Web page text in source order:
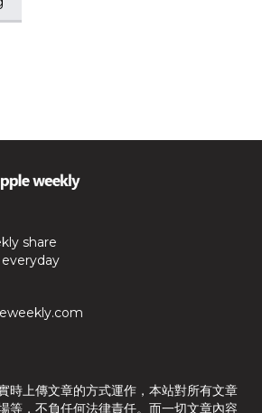
share
時上傳文章的方式運作，本站對所有文章
等，不負任何法律責任。而一切文章內容